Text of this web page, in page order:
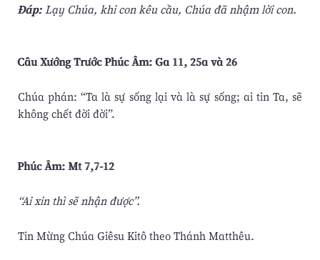
Ðáp:Lạy Chúa, khi con kêu cầu, Chúa đã nhậm lời con.
Câu Xướng Trước Phúc Âm: Ga 11, 25a và 26
Chúa phán: “Ta là sự sống lại và là sự sống; ai tin Ta, sẽ
không chết đời đời”.
Phúc Âm: Mt 7,7-12
“Ai xin thì sẽ nhận được”.
Tin Mừng Chúa Giêsu Kitô theo Thánh Matthêu.